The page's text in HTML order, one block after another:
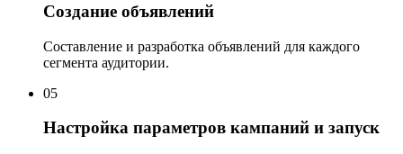
Создание объявлений
Составление и разработка объявлений для каждого
сегмента аудитории.
05
Настройка параметров кампаний и запуск